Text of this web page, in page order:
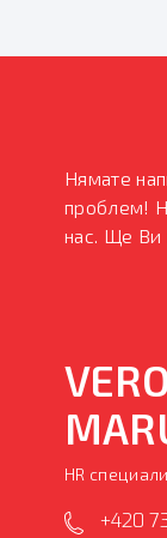
Нямате
проблем!
нас. Ще Ви
HR
+420